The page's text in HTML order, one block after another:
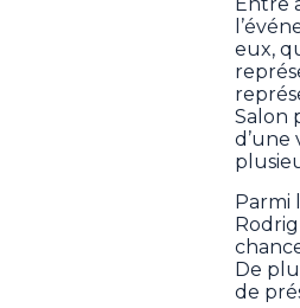
Entre
eux,
Salon
d’une
Parmi
De
de